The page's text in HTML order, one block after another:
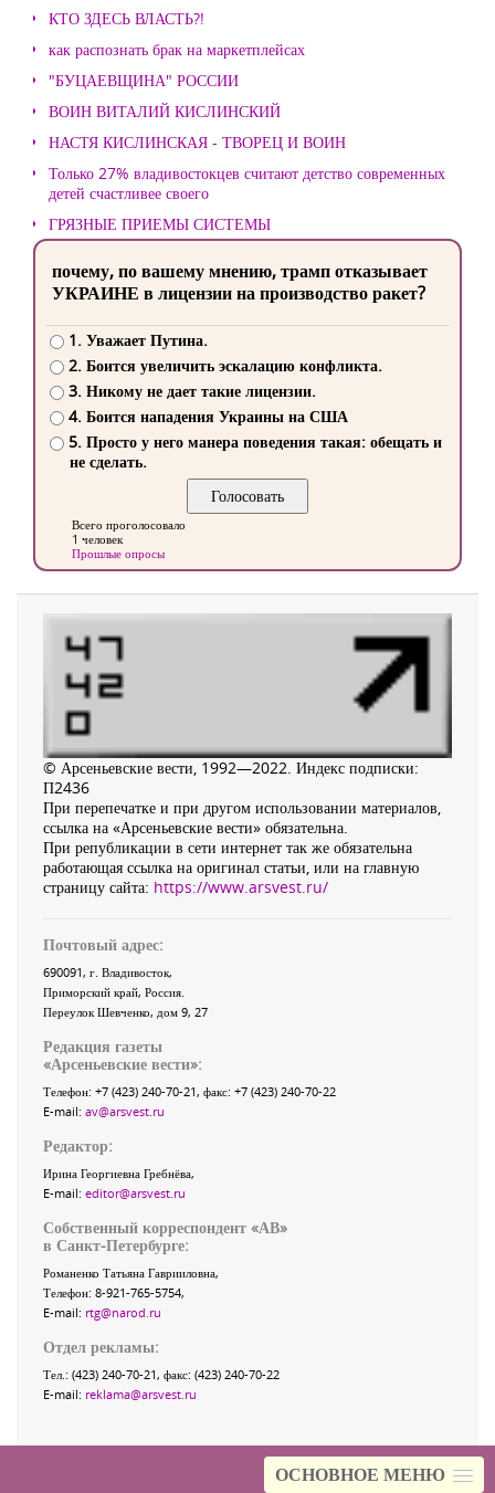
ОСНОВНОЕ МЕНЮ
КТО ЗДЕСЬ ВЛАСТЬ?!
как распознать брак на маркетплейсах
"БУЦАЕВЩИНА" РОССИИ
ВОИН ВИТАЛИЙ КИСЛИНСКИЙ
НАСТЯ КИСЛИНСКАЯ - ТВОРЕЦ И ВОИН
Только 27% владивостокцев считают детство современных
детей счастливее своего
ГРЯЗНЫЕ ПРИЕМЫ СИСТЕМЫ
почему, по вашему мнению, трамп отказывает
УКРАИНЕ в лицензии на производство ракет?
1. Уважает Путина.
2. Боится увеличить эскалацию конфликта.
3. Никому не дает такие лицензии.
4. Боится нападения Украины на США
5. Просто у него манера поведения такая: обещать и
не сделать.
Всего проголосовало
1 человек
Прошлые опросы
© Арсеньевские вести, 1992—2022. Индекс подписки:
П2436
При перепечатке и при другом использовании материалов,
ссылка на «Арсеньевские вести» обязательна.
При републикации в сети интернет так же обязательна
работающая ссылка на оригинал статьи, или на главную
страницу сайта: https://www.arsvest.ru/
Почтовый адрес:
690091, г. Владивосток,
Приморский край, Россия
Переулок Шевченко, дом 9, 27
Редакция газеты
«Арсеньевские вести»:
Телефон: +7 (423) 240-70-21, факс: +7 (423) 240-70-22
E-mail: av@arsvest.ru
Редактор:
Ирина Георгиевна Гребнёва,
E-mail: editor@arsvest.ru
Собственный корреспондент «АВ»
в Санкт-Петербурге:
Романенко Татьяна Гаврииловна,
Телефон: 8-921-765-5754,
E-mail: rtg@narod.ru
Отдел рекламы:
Тел.: (423) 240-70-21, факс: (423) 240-70-22
E-mail: reklama@arsvest.ru